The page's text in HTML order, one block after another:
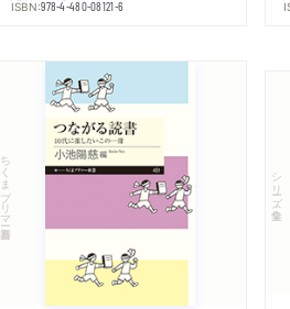
ISBN:978-4-480-08121-6
ちくまプリマー新書 シリーズ・全集